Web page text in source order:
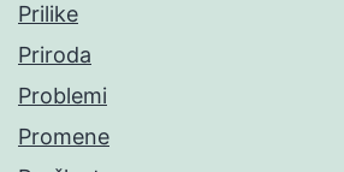
Prilike
Priroda
Problemi
Promene